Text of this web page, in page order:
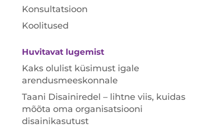
Konsultatsioon
Koolitused
Huvitavat lugemist
Kaks olulist küsimust igale
arendusmeeskonnale
Taani Disainiredel – lihtne viis, kuidas
mõõta oma organisatsiooni
disainikasutust